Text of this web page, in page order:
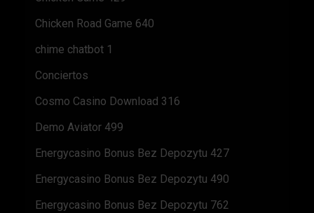
Chicken Road Game 640
chime chatbot 1
Conciertos
Cosmo Casino Download 316
Demo Aviator 499
Energycasino Bonus Bez Depozytu 427
Energycasino Bonus Bez Depozytu 490
Energycasino Bonus Bez Depozytu 762